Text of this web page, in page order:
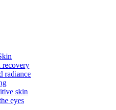
recovery
radiance
skin
eyes